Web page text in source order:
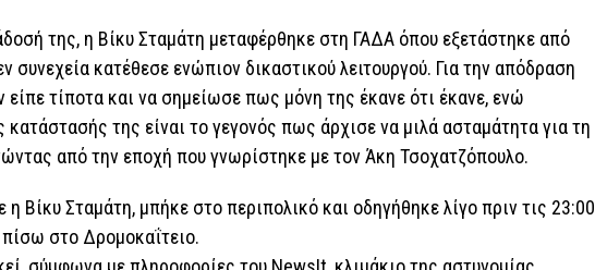
της, η Βίκυ Σταμάτη μεταφέρθηκε στη ΓΑΔΑ όπου εξετάστηκε από
συνεχεία κατέθεσε ενώπιον δικαστικού λειτουργού. Για την απόδραση
είπε τίποτα και να σημείωσε πως μόνη της έκανε ότι έκανε, ενώ
κατάστασής της είναι το γεγονός πως άρχισε να μιλά ασταμάτητα για τη
από την εποχή που γνωρίστηκε με τον Άκη Τσοχατζόπουλο.
Βίκυ Σταμάτη, μπήκε στο περιπολικό και οδηγήθηκε λίγο πριν τις 23:00
στο Δρομοκαΐτειο.